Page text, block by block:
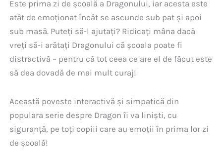
Este prima zi de școală a Dragonului, iar acesta este
atât de emoționat încât se ascunde sub pat și apoi
sub masă. Puteți să-l ajutați? Ridicați mâna dacă
vreți să-i arătați Dragonului că școala poate fi
distractivă – pentru că tot ceea ce are el de făcut este
să dea dovadă de mai mult curaj!
Această poveste interactivă și simpatică din
populara serie despre Dragon îi va liniști, cu
siguranță, pe toți copiii care au emoții în prima lor zi
de școală!